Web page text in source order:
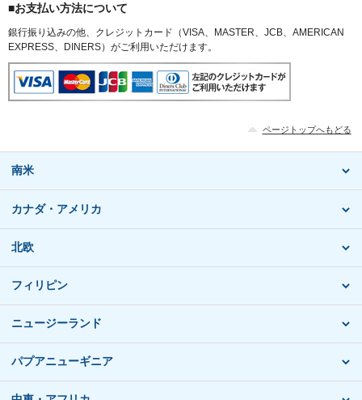
■お支払い方法について
銀行振り込みの他、クレジットカード（VISA、MASTER、JCB、AMERICAN
EXPRESS、DINERS）がご利用いただけます。
ページトップへもどる
南米
カナダ・アメリカ
北欧
フィリピン
ニュージーランド
パプアニューギニア